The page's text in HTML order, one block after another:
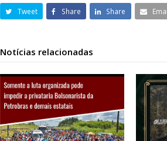
Tweet Share Share
Notícias relacionadas